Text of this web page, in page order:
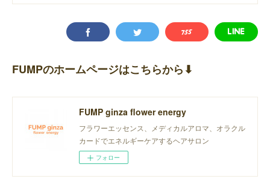
FUMPのホームページはこちらから⬇︎
FUMP ginza flower energy
フラワーエッセンス、メディカルアロマ、オラクル
カードでエネルギーケアするヘアサロン
フォロー